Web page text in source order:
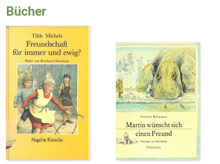
Bücher